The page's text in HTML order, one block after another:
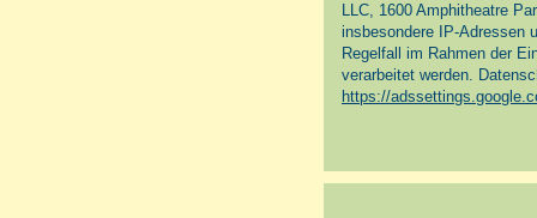
LLC, 1600 Amphitheatre
insbesondere IP-Adressen
Regelfall im Rahmen der
verarbeitet werden.
https://